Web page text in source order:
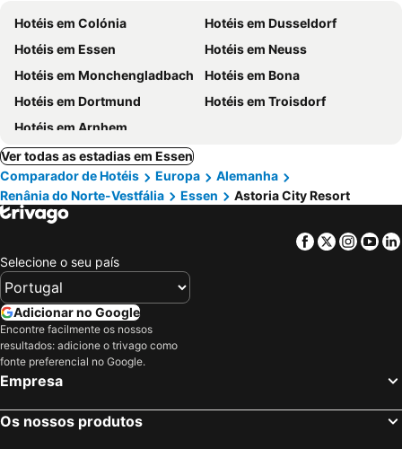
Hotéis em Colónia
Hotéis em Dusseldorf
Hotéis em Essen
Hotéis em Neuss
Hotéis em Monchengladbach
Hotéis em Bona
Hotéis em Dortmund
Hotéis em Troisdorf
Hotéis em Arnhem
Ver todas as estadias em Essen
Comparador de Hotéis
Europa
Alemanha
Renânia do Norte-Vestfália
Essen Astoria City Resort
Facebook
Twitter
Selecione o seu país
Adicionar no Google
Encontre facilmente os nossos
resultados: adicione o trivago como
fonte preferencial no Google.
Empresa
Os nossos produtos